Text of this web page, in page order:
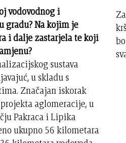
vodovodnog i
gradu? Na kojim je
i dalje zastarjela te koji
sustava
u skladu s
Značajan iskorak
aglomeracije, u
Pakraca i Lipika
ukupno 56 kilometara